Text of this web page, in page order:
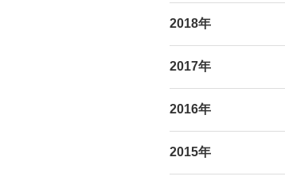
2018年
2017年
2016年
2015年